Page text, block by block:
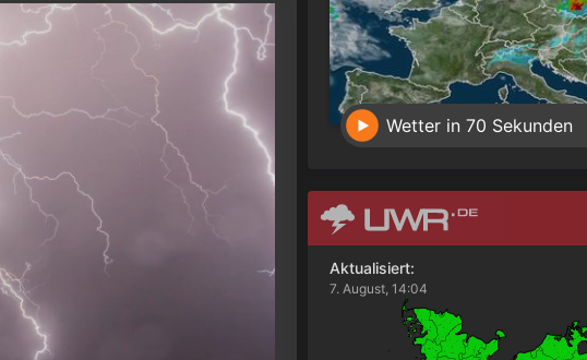
Wetter in 70 Sekunden
Aktualisiert:
7. August, 14:04